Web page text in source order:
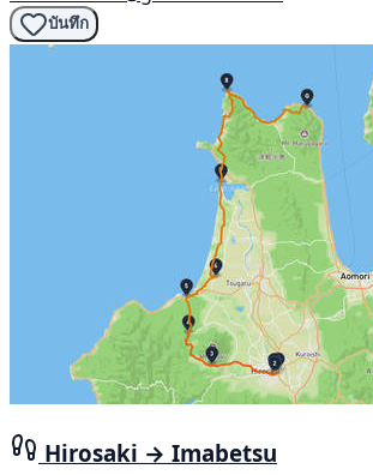
บันทึก
Hirosaki → Imabetsu